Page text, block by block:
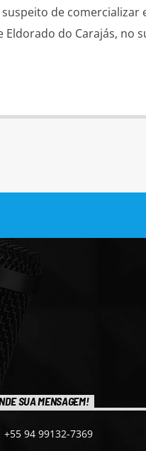
de comercializar
do Carajás, no
SUA MENSAGEM!
+55 94 99132-7369